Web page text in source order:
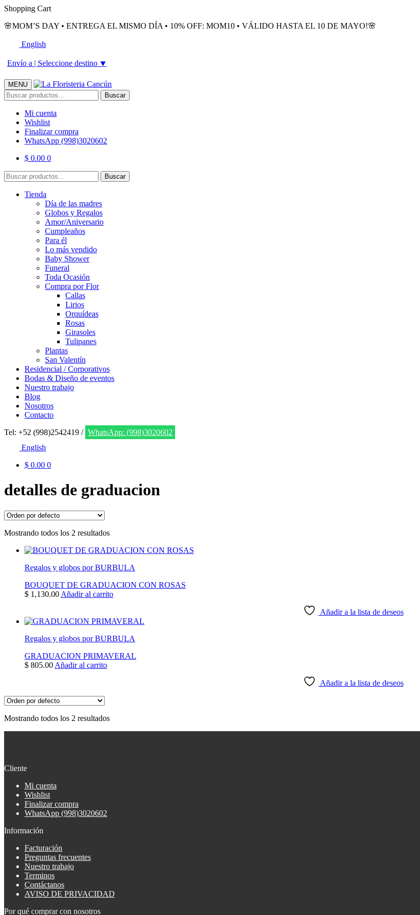
Skip
navigation
Skip
content
Shopping Cart
🌸MOM’S DAY • ENTREGA EL MISMO DÍA • 10% OFF: MOM10 • VÁLIDO HASTA EL 10 DE MAYO!🌸
English
Envío a | Seleccione destino ⯆
MENU
Buscar
por:
Buscar
Mi cuenta
Wishlist
Finalizar compra
WhatsApp (998)3020602
$ 0.00 0
Buscar
por:
Buscar
Tienda
Día de las madres
Globos y Regalos
Amor/Aniversario
Cumpleaños
Para él
Lo más vendido
Baby Shower
Funeral
Toda Ocasión
Compra por Flor
Callas
Lirios
Orquídeas
Rosas
Girasoles
Tulipanes
Plantas
San Valentín
Residencial / Corporativos
Bodas & Diseño de eventos
Nuestro trabajo
Blog
Nosotros
Contacto
Tel: +52 (998)2542419 / WhatsApp: (998)3020602
English
$ 0.00 0
detalles de graduacion
Mostrando todos los 2 resultados
Regalos y globos por BURBULA
BOUQUET DE GRADUACION CON ROSAS
$ 1,130.00 Añadir al carrito
Añadir a la lista de deseos
Regalos y globos por BURBULA
GRADUACION PRIMAVERAL
$ 805.00 Añadir al carrito
Añadir a la lista de deseos
Mostrando todos los 2 resultados
Cliente
Mi cuenta
Wishlist
Finalizar compra
WhatsApp (998)3020602
Información
Facturación
Preguntas frecuentes
Nuestro trabajo
Terminos
Contáctanos
AVISO DE PRIVACIDAD
Por qué comprar con nosotros